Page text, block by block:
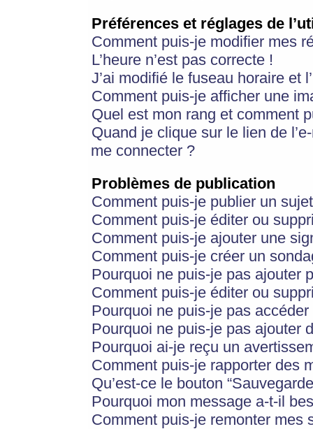
Préférences et réglages de
Comment puis-je modifier mes
L’heure n’est pas correcte !
J’ai modifié le fuseau horaire et
Comment puis-je afficher une
Quel est mon rang et comment
Quand je clique sur le lien de
me connecter ?
Problèmes de publication
Comment puis-je publier un
Comment puis-je éditer ou
Comment puis-je ajouter une
Comment puis-je créer un
Pourquoi ne puis-je pas ajouter
Comment puis-je éditer ou
Pourquoi ne puis-je pas
Pourquoi ne puis-je pas ajouter
Pourquoi ai-je reçu un
Comment puis-je rapporter des
Qu’est-ce le bouton
Pourquoi mon message a-t-il
Comment puis-je remonter mes